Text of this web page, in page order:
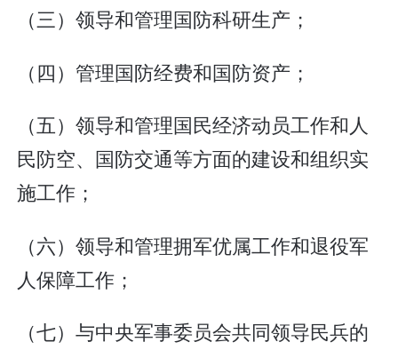
（三）领导和管理国防科研生产；
（四）管理国防经费和国防资产；
（五）领导和管理国民经济动员工作和人
民防空、国防交通等方面的建设和组织实
施工作；
（六）领导和管理拥军优属工作和退役军
人保障工作；
（七）与中央军事委员会共同领导民兵的